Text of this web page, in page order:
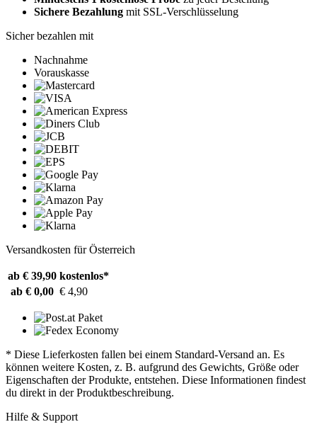
Sichere Bezahlung mit SSL-Verschlüsselung
Sicher bezahlen mit
Nachnahme
Vorauskasse
Versandkosten für Österreich
ab € 39,90 kostenlos*
ab € 0,00 € 4,90
* Diese Lieferkosten fallen bei einem Standard-Versand an. Es
können weitere Kosten, z. B. aufgrund des Gewichts, Größe oder
Eigenschaften der Produkte, entstehen. Diese Informationen findest
du direkt in der Produktbeschreibung.
Hilfe & Support